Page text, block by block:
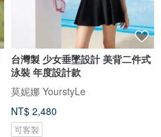
台灣製 少女垂墜設計 美背二件式
泳裝 年度設計款
莫妮娜 YourstyLe
NT$ 2,480
可客製